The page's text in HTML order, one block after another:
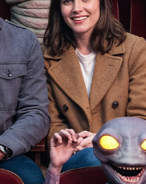
donne à l’auto-école
source de satisfaction
favori ! Pourtant
à tempérer ses
le 5 juin en Belgique.